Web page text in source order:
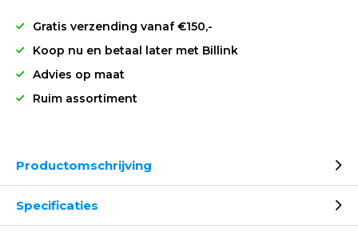
Gratis verzending vanaf €150,-
Koop nu en betaal later met Billink
Advies op maat
Ruim assortiment
Productomschrijving
Specificaties